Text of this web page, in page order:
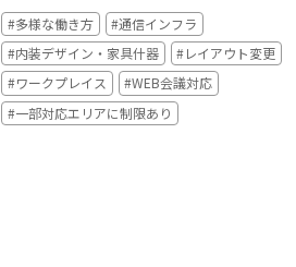
#多様な働き方
#通信インフラ
#内装デザイン・家具什器
#レイアウト変更
#ワークプレイス
#WEB会議対応
#一部対応エリアに制限あり